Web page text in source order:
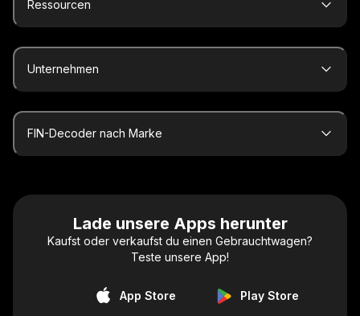
Ressourcen
Unternehmen
FIN-Decoder nach Marke
Lade unsere Apps herunter
Kaufst oder verkaufst du einen Gebrauchtwagen?
Teste unsere App!
App Store Play Store